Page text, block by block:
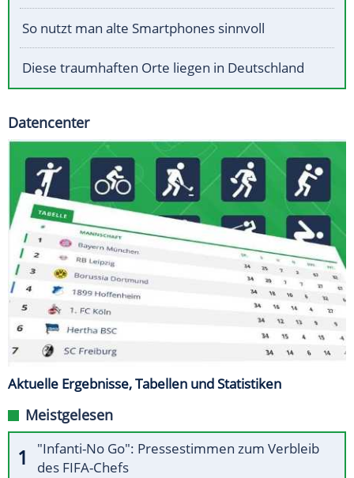
So nutzt man alte Smartphones sinnvoll
Diese traumhaften Orte liegen in Deutschland
Datencenter
Aktuelle Ergebnisse, Tabellen und Statistiken
Meistgelesen
"Infanti-No Go": Pressestimmen zum Verbleib
des FIFA-Chefs